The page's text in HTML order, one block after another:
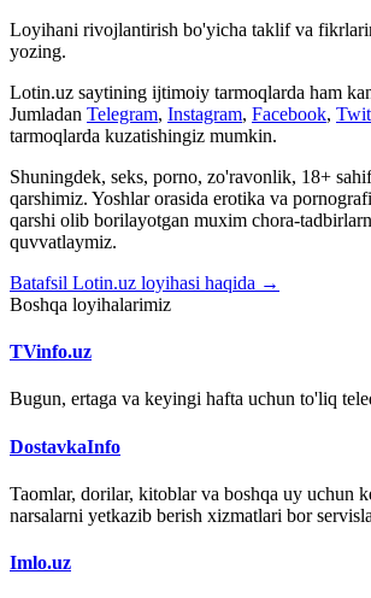
Loyihani rivojlantirish bo'yicha taklif va
yozing.
Lotin.uz saytining ijtimoiy tarmoqlarda ham
Jumladan Telegram, Instagram, Facebook,
tarmoqlarda kuzatishingiz mumkin.
Shuningdek, seks, porno, zo'ravonlik, 18+
qarshimiz. Yoshlar orasida erotika va
qarshi olib borilayotgan muxim chora-
quvvatlaymiz.
Batafsil Lotin.uz loyihasi haqida →
Boshqa loyihalarimiz
TVinfo.uz
Bugun, ertaga va keyingi hafta uchun to'liq
DostavkaInfo
Taomlar, dorilar, kitoblar va boshqa uy uchun
narsalarni yetkazib berish xizmatlari bor
Imlo.uz